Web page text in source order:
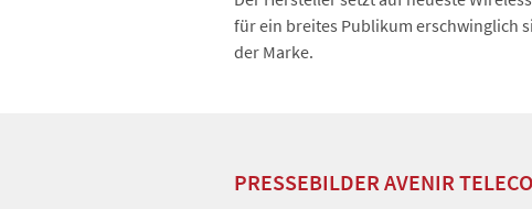
für ein breites Publikum erschwinglich
der Marke.
PRESSEBILDER AVENIR